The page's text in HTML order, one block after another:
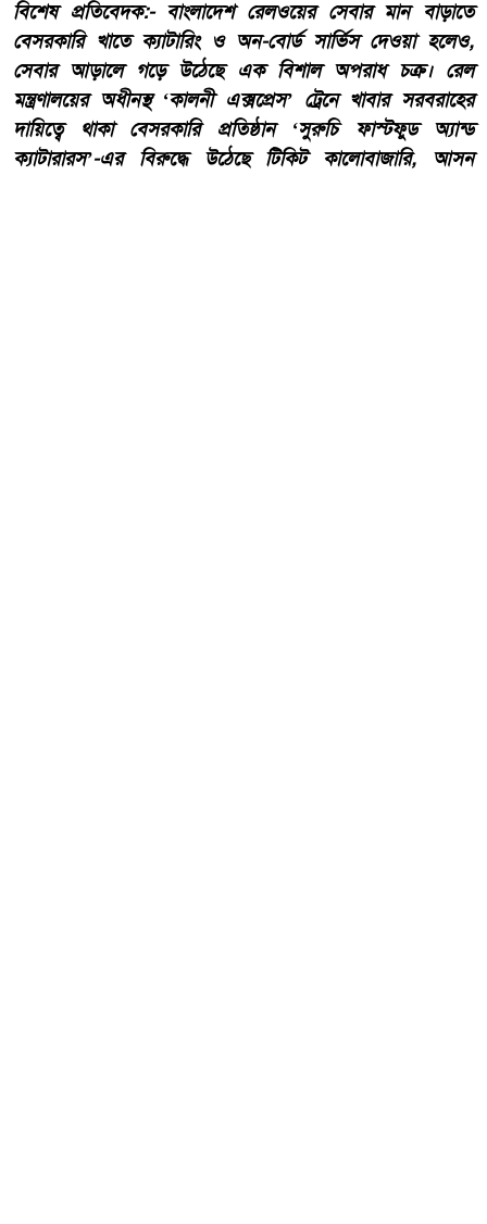
​বিশেষ প্রতিবেদক:- ​বাংলাদেশ রেলওয়ের সেবার মান বাড়াতে
বেসরকারি খাতে ক্যাটারিং ও অন-বোর্ড সার্ভিস দেওয়া হলেও,
সেবার আড়ালে গড়ে উঠেছে এক বিশাল অপরাধ চক্র। রেল
মন্ত্রণালয়ের অধীনস্থ ‘কালনী এক্সপ্রেস’ ট্রেনে খাবার সরবরাহের
দায়িত্বে থাকা বেসরকারি প্রতিষ্ঠান ‘সুরুচি ফাস্টফুড অ্যান্ড
ক্যাটারারস’-এর বিরুদ্ধে উঠেছে টিকিট কালোবাজারি, আসন